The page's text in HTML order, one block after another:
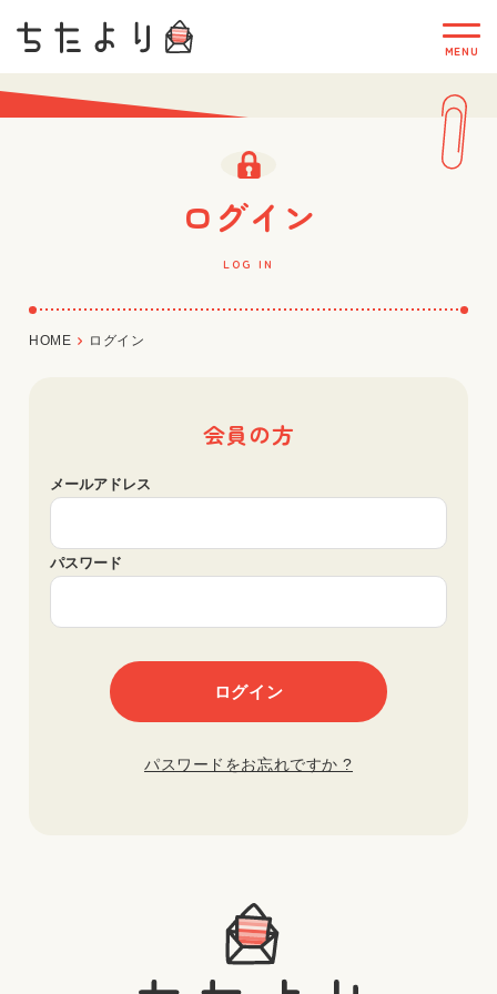
ログイン
LOG IN
HOME ログイン
会員の方
メールアドレス
パスワード
パスワードをお忘れですか ?